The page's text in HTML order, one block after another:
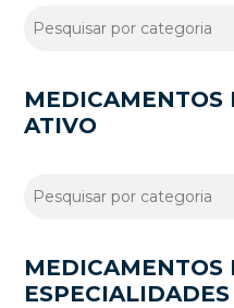
MEDICAMENTOS
ATIVO
MEDICAMENTOS
ESPECIALIDADES